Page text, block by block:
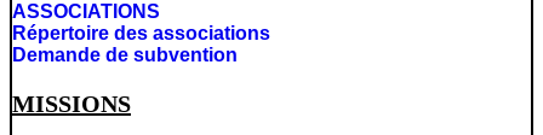
ASSOCIATIONS
Répertoire des associations
Demande de subvention
MISSIONS